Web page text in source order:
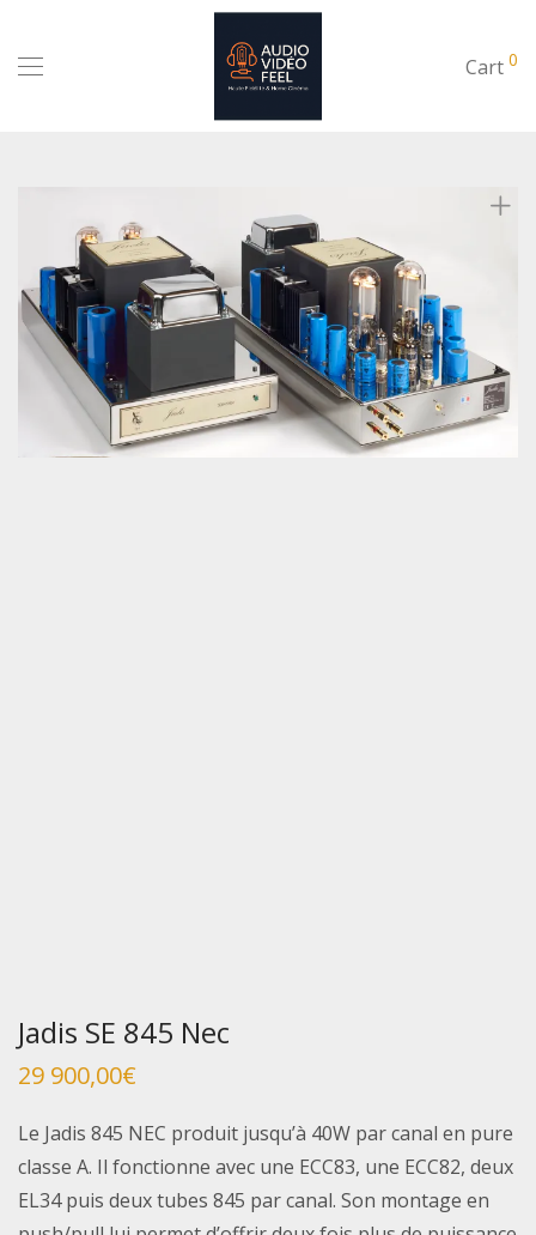
Cart 0
Jadis SE 845 Nec
29 900,00€
Le Jadis 845 NEC produit jusqu’à 40W par canal en pure
classe A. Il fonctionne avec une ECC83, une ECC82, deux
EL34 puis deux tubes 845 par canal. Son montage en